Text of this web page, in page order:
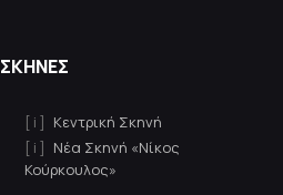
ΣΚΗΝΕΣ
Κεντρική Σκηνή
Νέα Σκηνή «Νίκος
Κούρκουλος»